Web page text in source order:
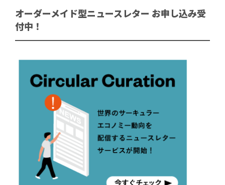
オーダーメイド型ニュースレター お申し込み受
付中！